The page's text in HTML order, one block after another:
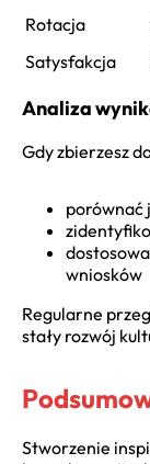
Rotacja
Satysfakcja
Analiza
Gdy zbierzesz
porównać
wniosków
Regularne
stały rozwój
Stworzenie